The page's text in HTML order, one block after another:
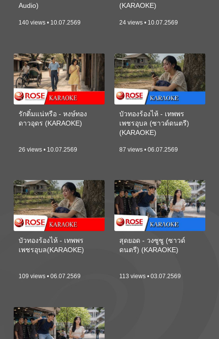
Audio)
140 views • 10.07.2569
(KARAOKE)
24 views • 10.07.2569
รักติ๋มแน่หรือ - หงษ์ทอง
ดาวอุดร (KARAOKE)
26 views • 10.07.2569
บัวทองร้องไห้ - เทพพร
เพชรอุบล (ซาวด์ดนตรี)
(KARAOKE)
87 views • 06.07.2569
บัวทองร้องไห้ - เทพพร
เพชรอุบล(KARAOKE)
109 views • 06.07.2569
สุดยอด - วงซูซู (ซาวด์
ดนตรี) (KARAOKE)
113 views • 03.07.2569